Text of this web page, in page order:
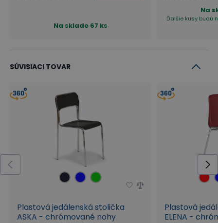
Na sklade 67 ks
Na
Ďalšie kusy budú
SÚVISIACI TOVAR
Plastová jedálenská stolička
ASKA - chrómované nohy
Plastová
ELENA -